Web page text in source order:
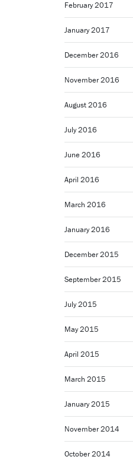
February 2017
January 2017
December 2016
November 2016
August 2016
July 2016
June 2016
April 2016
March 2016
January 2016
December 2015
September 2015
July 2015
May 2015
April 2015
March 2015
January 2015
November 2014
October 2014